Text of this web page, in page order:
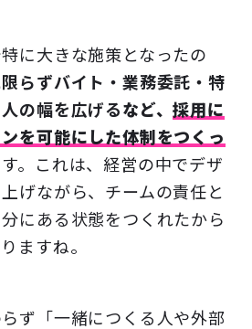
に大きな施策となったの
限らずバイト・業務委託・特
の幅を広げるなど、採用に
を可能にした体制をつくっ
。これは、経営の中でデザ
げながら、チームの責任と
にある状態をつくれたから
ますね。
ず「一緒につくる人や外部